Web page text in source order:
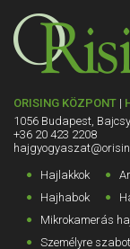
ORISING KÖZPONT |
1056 Budapest,
+36 20 423 2208
Hajlakkok
Hajhabok
Mikrokamerás
Személyre